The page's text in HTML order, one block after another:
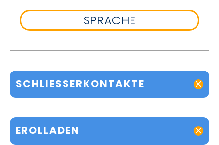
SPRACHE
SCHLIESSERKONTAKTE
EROLLADEN